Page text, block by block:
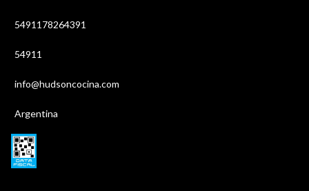
5491178264391
54911
info@hudsoncocina.com
Argentina